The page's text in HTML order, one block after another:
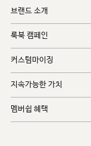
브랜드 소개
룩북 캠페인
커스텀마이징
지속가능한 가치
멤버쉽 혜택